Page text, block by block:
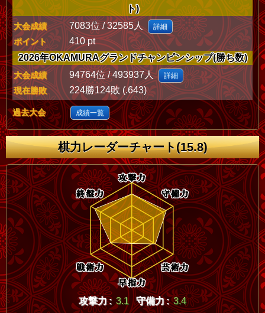
ト)
大会成績 7083位 / 32585人 詳細
ポイント
410 pt
2026年OKAMURAグランドチャンピンシップ(勝ち数)
大会成績 94764位 / 493937人 詳細
現在勝敗 224勝124敗 (.643)
過去大会 成績一覧
棋力レーダーチャート(15.8)
攻撃力 : 3.1 守備力 : 3.4